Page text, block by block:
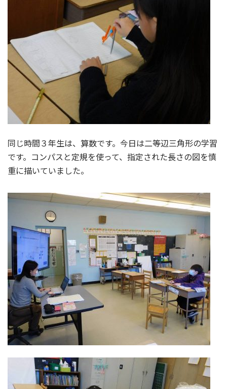
同じ時間３年生は、算数です。今日は二等辺三角形の学習
です。コンパスと定規を使って、指定された長さの図を慎
重に描いていました。